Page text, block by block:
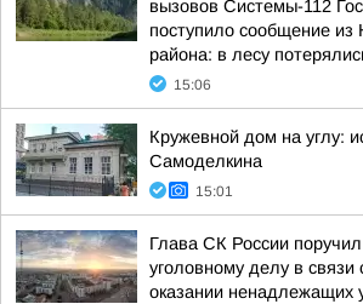
вызовов Системы-112
поступило сообщение из
района: в лесу
15:06
Кружевной дом на углу:
Самоделкина
15:01
Глава СК России
уголовному делу в
оказании ненадлежащих